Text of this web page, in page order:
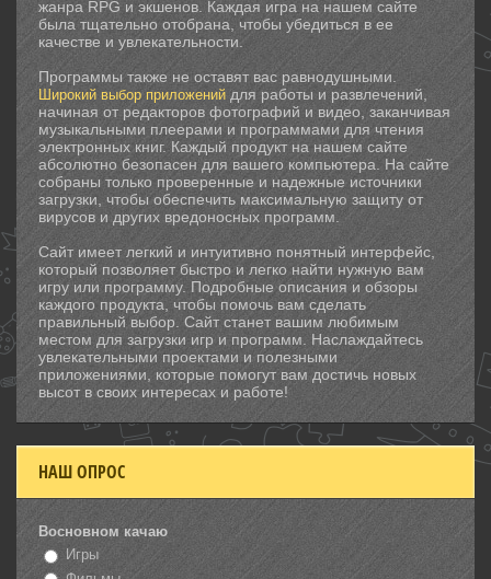
жанра RPG и экшенов. Каждая игра на нашем сайте
была тщательно отобрана, чтобы убедиться в ее
качестве и увлекательности.
Программы также не оставят вас равнодушными.
Широкий выбор приложений для работы и развлечений,
начиная от редакторов фотографий и видео, заканчивая
музыкальными плеерами и программами для чтения
электронных книг. Каждый продукт на нашем сайте
абсолютно безопасен для вашего компьютера. На сайте
собраны только проверенные и надежные источники
загрузки, чтобы обеспечить максимальную защиту от
вирусов и других вредоносных программ.
Сайт имеет легкий и интуитивно понятный интерфейс,
который позволяет быстро и легко найти нужную вам
игру или программу. Подробные описания и обзоры
каждого продукта, чтобы помочь вам сделать
правильный выбор. Сайт станет вашим любимым
местом для загрузки игр и программ. Наслаждайтесь
увлекательными проектами и полезными
приложениями, которые помогут вам достичь новых
высот в своих интересах и работе!
НАШ ОПРОС
Восновном качаю
Игры